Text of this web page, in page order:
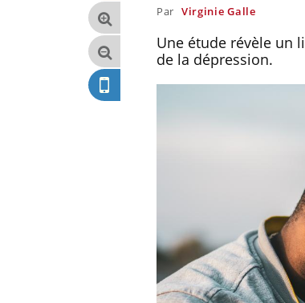
Par Virginie Galle
Une étude révèle un
de la dépression.
Hantavirus : un cas
détecté chez un
en France
Mortalité infantile :